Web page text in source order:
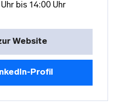
bis 14:00 Uhr
Website
Profil